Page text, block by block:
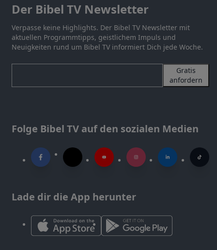
Der Bibel TV Newsletter
Verpasse keine Highlights. Der Bibel TV Newsletter mit
aktuellen Programmtipps, geistlichem Impuls und
Neuigkeiten rund um Bibel TV informiert Dich jede Woche.
Gratis
anfordern
Folge Bibel TV auf den sozialen Medien
Lade dir die App herunter